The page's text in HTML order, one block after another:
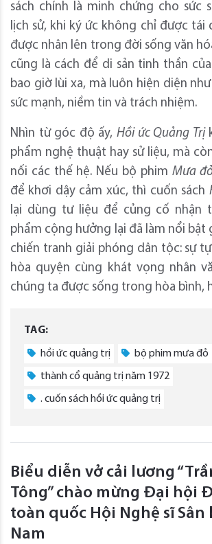
sách chính là minh chứng cho sức
lịch sử, khi ký ức không chỉ được tái
được nhân lên trong đời sống văn
cũng là cách để di sản tinh thần
bao giờ lùi xa, mà luôn hiện diện
sức mạnh, niềm tin và trách nhiệm.
Nhìn từ góc độ ấy, Hồi ức Quảng Trị
phẩm nghệ thuật hay sử liệu, mà
nối các thế hệ. Nếu bộ phim Mưa
để khơi dậy cảm xúc, thì cuốn sách
lại dùng tư liệu để củng cố nhận
phẩm cộng hưởng lại đã làm nổi bật
chiến tranh giải phóng dân tộc: sự
hòa quyện cùng khát vọng nhân
chúng ta được sống trong hòa bình,
TAG:
hồi ức quảng trị bộ phim mưa đỏ
thành cổ quảng trị năm 1972
. cuốn sách hồi ức quảng trị
Biểu diễn vở cải lương
Tông” chào mừng Đại hội
toàn quốc Hội Nghệ sĩ Sân
Nam